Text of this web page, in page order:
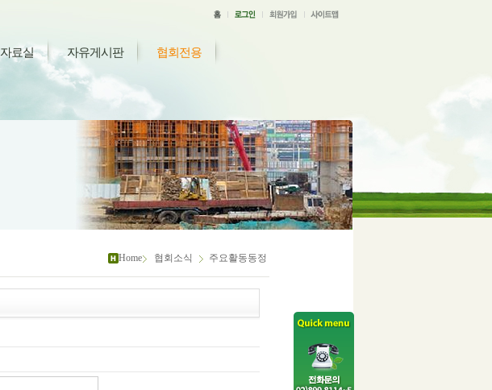
자료실 자유게시판 협회전용
Home 협회소식 주요활동동정